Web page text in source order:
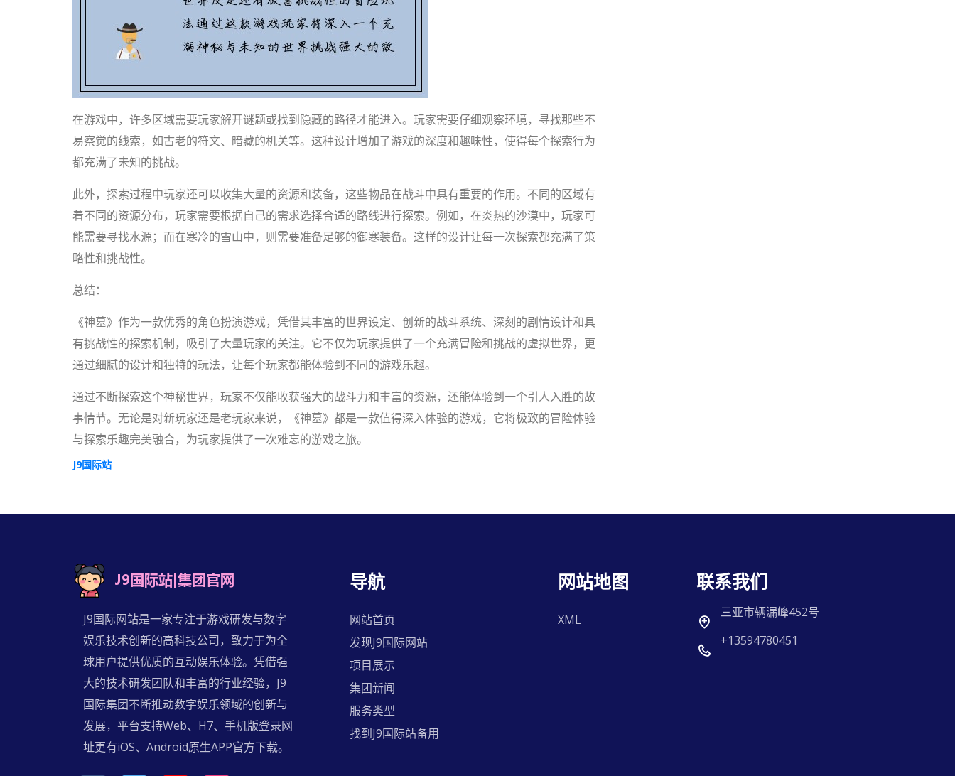
在游戏中，许多区域需要玩家解开谜题或找到隐藏的路径才能进入。玩家需要仔细观察环境，寻找那些不
易察觉的线索，如古老的符文、暗藏的机关等。这种设计增加了游戏的深度和趣味性，使得每个探索行为
都充满了未知的挑战。
此外，探索过程中玩家还可以收集大量的资源和装备，这些物品在战斗中具有重要的作用。不同的区域有
着不同的资源分布，玩家需要根据自己的需求选择合适的路线进行探索。例如，在炎热的沙漠中，玩家可
能需要寻找水源；而在寒冷的雪山中，则需要准备足够的御寒装备。这样的设计让每一次探索都充满了策
略性和挑战性。
总结：
《神墓》作为一款优秀的角色扮演游戏，凭借其丰富的世界设定、创新的战斗系统、深刻的剧情设计和具
有挑战性的探索机制，吸引了大量玩家的关注。它不仅为玩家提供了一个充满冒险和挑战的虚拟世界，更
通过细腻的设计和独特的玩法，让每个玩家都能体验到不同的游戏乐趣。
通过不断探索这个神秘世界，玩家不仅能收获强大的战斗力和丰富的资源，还能体验到一个引人入胜的故
事情节。无论是对新玩家还是老玩家来说，《神墓》都是一款值得深入体验的游戏，它将极致的冒险体验
与探索乐趣完美融合，为玩家提供了一次难忘的游戏之旅。
J9国际站
J9国际网站是一家专注于游戏研发与数字
娱乐技术创新的高科技公司，致力于为全
球用户提供优质的互动娱乐体验。凭借强
大的技术研发团队和丰富的行业经验，J9
国际集团不断推动数字娱乐领域的创新与
发展，平台支持Web、H7、手机版登录网
址更有iOS、Android原生APP官方下载。
导航
网站首页
发现J9国际网站
项目展示
集团新闻
服务类型
找到J9国际站备用
网站地图
XML
联系我们
三亚市辆漏峰452号
+13594780451